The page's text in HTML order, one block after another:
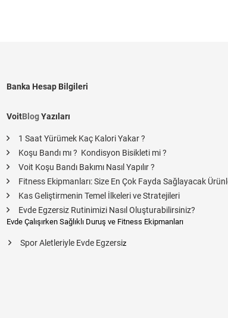
Banka Hesap Bilgileri
VoitBlogYazıları
1 Saat Yürümek Kaç Kalori Yakar ?
Koşu Bandı mı ? Kondisyon Bisikleti mi ?
Voit Koşu Bandı Bakımı Nasıl Yapılır ?
Fitness Ekipmanları: Size En Çok Fayda Sağlayacak
Kas Geliştirmenin Temel İlkeleri ve Stratejileri
Evde Egzersiz Rutinimizi Nasıl Oluşturabilirsiniz?
Evde Çalışırken Sağlıklı Duruş ve Fitness Ekipmanları
Spor Aletleriyle Evde Egzersiz